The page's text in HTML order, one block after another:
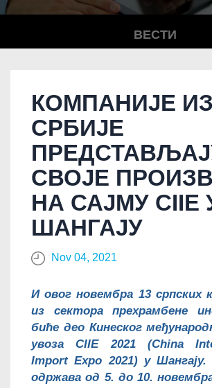
ВЕСТИ
КОМПАНИЈЕ ИЗ
СРБИЈЕ
СВОЈЕ
НА САЈМУ CIIE
ШАНГАЈУ
Nov 04, 2021
И овог новембра 13 српских
из сектора прехрамбене
биће део Кинеског
увоза CIIE 2021 (China
Import Expo 2021) у Шангају.
одржава од 5. до 10.